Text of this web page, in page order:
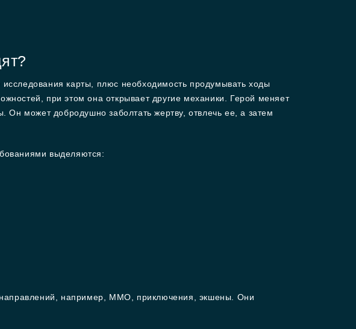
карты, плюс необходимость продумывать ходы
при этом она открывает другие механики. Герой меняет
Он может добродушно заболтать жертву, отвлечь ее, а затем
выделяются:
например, ММО, приключения, экшены. Они